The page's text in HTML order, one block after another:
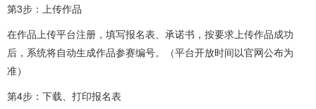
第3步：上传作品
在作品上传平台注册，填写报名表、承诺书，按要求上传作品成功
后，系统将自动生成作品参赛编号。（平台开放时间以官网公布为
准）
第4步：下载、打印报名表